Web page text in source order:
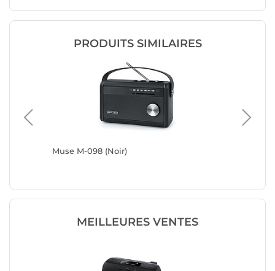
PRODUITS SIMILAIRES
Muse M-098 (Noir)
MEILLEURES VENTES